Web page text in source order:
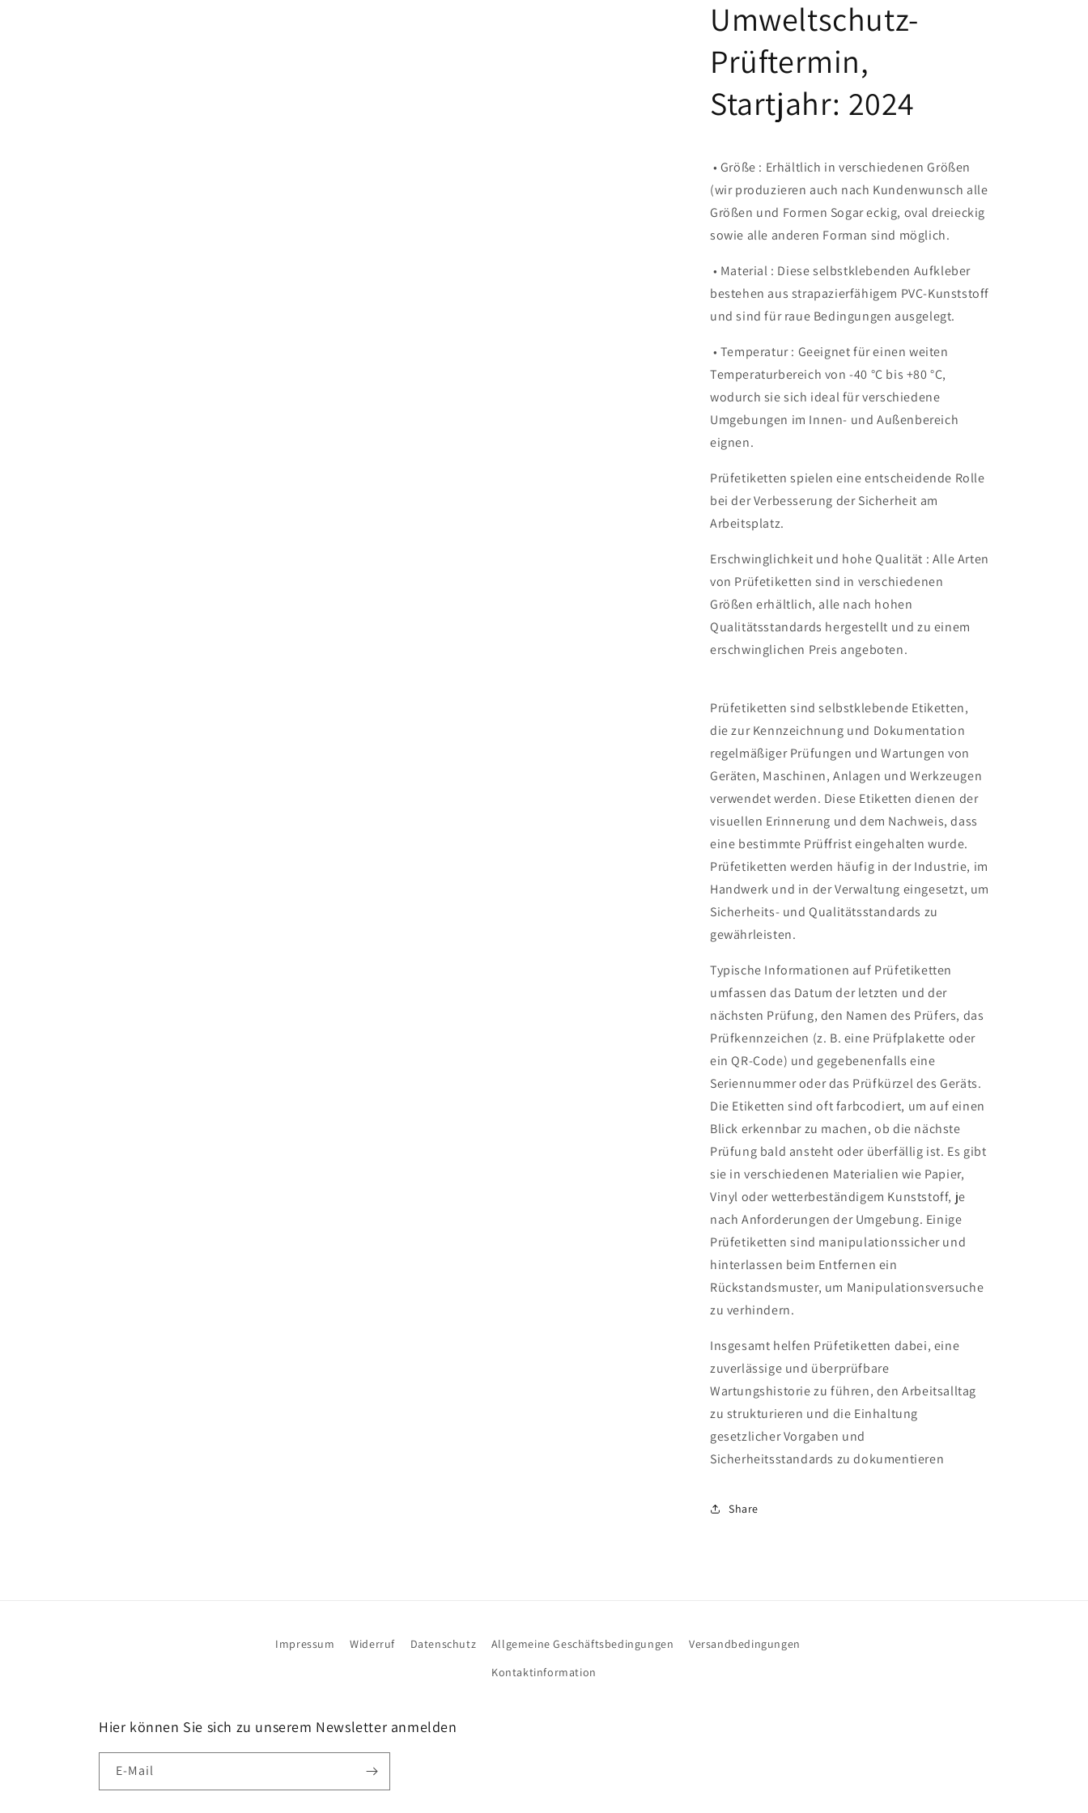
Umweltschutz-
Prüftermin,
Startjahr: 2024
• Größe : Erhältlich in verschiedenen Größen
(wir produzieren auch nach Kundenwunsch alle
Größen und Formen Sogar eckig, oval dreieckig
sowie alle anderen Forman sind möglich.
• Material : Diese selbstklebenden Aufkleber
bestehen aus strapazierfähigem PVC-Kunststoff
und sind für raue Bedingungen ausgelegt.
• Temperatur : Geeignet für einen weiten
Temperaturbereich von -40 °C bis +80 °C,
wodurch sie sich ideal für verschiedene
Umgebungen im Innen- und Außenbereich
eignen.
Prüfetiketten spielen eine entscheidende Rolle
bei der Verbesserung der Sicherheit am
Arbeitsplatz.
Erschwinglichkeit und hohe Qualität : Alle Arten
von Prüfetiketten sind in verschiedenen
Größen erhältlich, alle nach hohen
Qualitätsstandards hergestellt und zu einem
erschwinglichen Preis angeboten.
Prüfetiketten sind selbstklebende Etiketten,
die zur Kennzeichnung und Dokumentation
regelmäßiger Prüfungen und Wartungen von
Geräten, Maschinen, Anlagen und Werkzeugen
verwendet werden. Diese Etiketten dienen der
visuellen Erinnerung und dem Nachweis, dass
eine bestimmte Prüffrist eingehalten wurde.
Prüfetiketten werden häufig in der Industrie, im
Handwerk und in der Verwaltung eingesetzt, um
Sicherheits- und Qualitätsstandards zu
gewährleisten.
Typische Informationen auf Prüfetiketten
umfassen das Datum der letzten und der
nächsten Prüfung, den Namen des Prüfers, das
Prüfkennzeichen (z. B. eine Prüfplakette oder
ein QR-Code) und gegebenenfalls eine
Seriennummer oder das Prüfkürzel des Geräts.
Die Etiketten sind oft farbcodiert, um auf einen
Blick erkennbar zu machen, ob die nächste
Prüfung bald ansteht oder überfällig ist. Es gibt
sie in verschiedenen Materialien wie Papier,
Vinyl oder wetterbeständigem Kunststoff, je
nach Anforderungen der Umgebung. Einige
Prüfetiketten sind manipulationssicher und
hinterlassen beim Entfernen ein
Rückstandsmuster, um Manipulationsversuche
zu verhindern.
Insgesamt helfen Prüfetiketten dabei, eine
zuverlässige und überprüfbare
Wartungshistorie zu führen, den Arbeitsalltag
zu strukturieren und die Einhaltung
gesetzlicher Vorgaben und
Sicherheitsstandards zu dokumentieren
Share
Impressum Widerruf Datenschutz Allgemeine Geschäftsbedingungen
Versandbedingungen
Kontaktinformation
Hier können Sie sich zu unserem Newsletter anmelden
E-Mail